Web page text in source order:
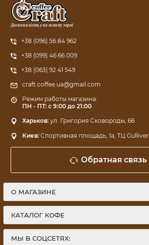
Досконалість у кожному зерні
+38 (096) 56 84 962
+38 (099) 46 66 009
+38 (063) 92 41 549
craft.coffee.ua@gmail.com
Режим работы магазина:
ПН - ПТ: с 9:00 до 21:00
Харьков: ул. Григория Сковороды, 66
Киев: Спортивная площадь, 1a, ТЦ Gulliver
Обратная связь
О МАГАЗИНЕ
КАТАЛОГ КОФЕ
МЫ В СОЦСЕТЯХ: